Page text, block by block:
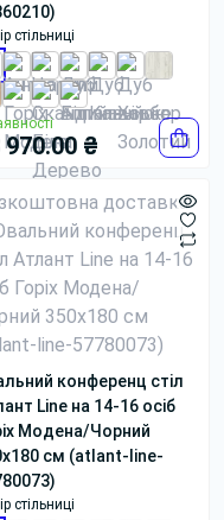
стільниці
970.00 ₴
доставка
конференц стіл
Line на 14-16 осіб
Модена/Чорний
см (atlant-line-
стільниці